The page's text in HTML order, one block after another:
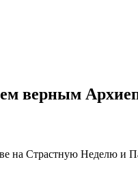
верным